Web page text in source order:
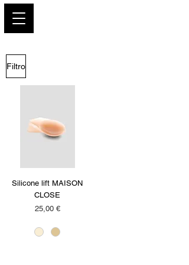
Filtro
Silicone lift MAISON
CLOSE
Precio
25,00 €